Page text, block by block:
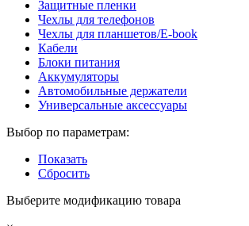
Защитные пленки
Чехлы для телефонов
Чехлы для планшетов/E-book
Кабели
Блоки питания
Аккумуляторы
Автомобильные держатели
Универсальные аксессуары
Выбор по параметрам:
Показать
Сбросить
Выберите модификацию товара